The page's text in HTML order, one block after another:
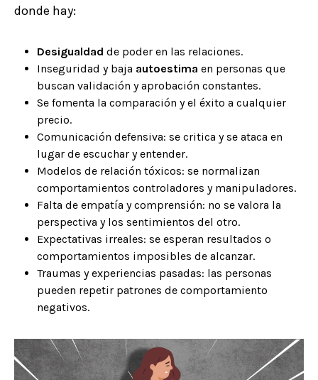
donde hay:
Desigualdad de poder en las relaciones.
Inseguridad y baja autoestima en personas que
buscan validación y aprobación constantes.
Se fomenta la comparación y el éxito a cualquier
precio.
Comunicación defensiva: se critica y se ataca en
lugar de escuchar y entender.
Modelos de relación tóxicos: se normalizan
comportamientos controladores y manipuladores.
Falta de empatía y comprensión: no se valora la
perspectiva y los sentimientos del otro.
Expectativas irreales: se esperan resultados o
comportamientos imposibles de alcanzar.
Traumas y experiencias pasadas: las personas
pueden repetir patrones de comportamiento
negativos.